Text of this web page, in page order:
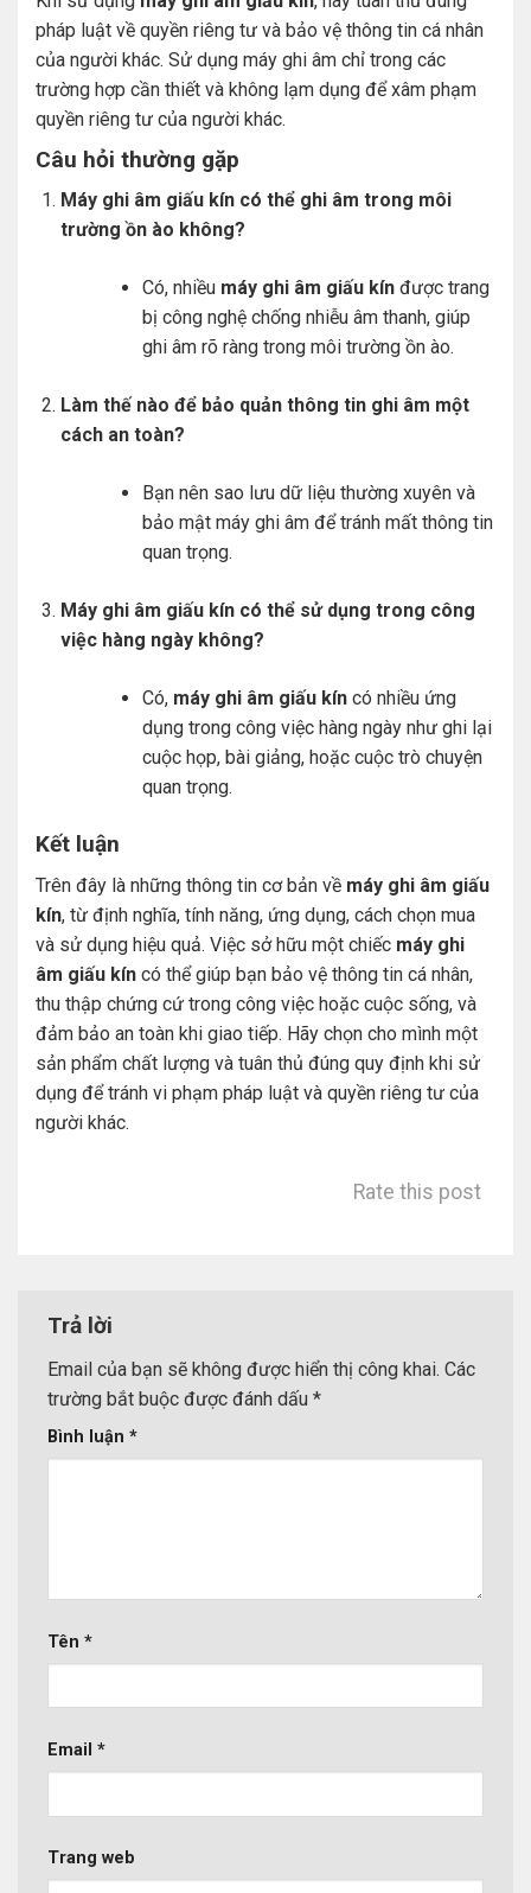
pháp luật về quyền riêng tư và bảo vệ thông tin cá nhân
của người khác. Sử dụng máy ghi âm chỉ trong các
trường hợp cần thiết và không lạm dụng để xâm phạm
quyền riêng tư của người khác.
Câu hỏi thường gặp
Máy ghi âm giấu kín có thể ghi âm trong môi
trường ồn ào không?
Có, nhiều máy ghi âm giấu kínđược trang
bị công nghệ chống nhiễu âm thanh, giúp
ghi âm rõ ràng trong môi trường ồn ào.
Làm thế nào để bảo quản thông tin ghi âm một
cách an toàn?
Bạn nên sao lưu dữ liệu thường xuyên và
bảo mật máy ghi âm để tránh mất thông tin
quan trọng.
Máy ghi âm giấu kín có thể sử dụng trong công
việc hàng ngày không?
Có, máy ghi âm giấu kíncó nhiều ứng
dụng trong công việc hàng ngày như ghi lại
cuộc họp, bài giảng, hoặc cuộc trò chuyện
quan trọng.
Kết luận
Trên đây là những thông tin cơ bản về máy ghi âm giấu
kín, từ định nghĩa, tính năng, ứng dụng, cách chọn mua
và sử dụng hiệu quả. Việc sở hữu một chiếc máy ghi
âm giấu kín có thể giúp bạn bảo vệ thông tin cá nhân,
thu thập chứng cứ trong công việc hoặc cuộc sống, và
đảm bảo an toàn khi giao tiếp. Hãy chọn cho mình một
sản phẩm chất lượng và tuân thủ đúng quy định khi sử
dụng để tránh vi phạm pháp luật và quyền riêng tư của
người khác.
Rate this post
Trả lời
Email của bạn sẽ không được hiển thị công khai. Các
trường bắt buộc được đánh dấu *
Bình luận *
Tên *
Email *
Trang web